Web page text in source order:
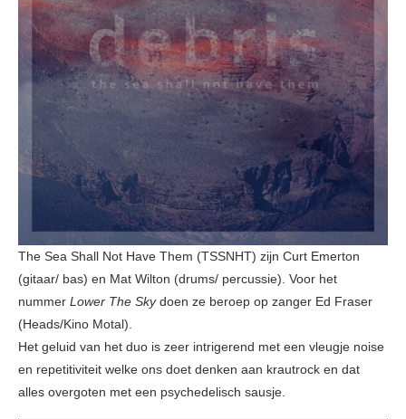
The Sea Shall Not Have Them (TSSNHT) zijn Curt Emerton
(gitaar/ bas) en Mat Wilton (drums/ percussie). Voor het
nummer Lower The Skydoen ze beroep op zanger Ed Fraser
(Heads/Kino Motal).
Het geluid van het duo is zeer intrigerend met een vleugje noise
en repetitiviteit welke ons doet denken aan krautrock en dat
alles overgoten met een psychedelisch sausje.